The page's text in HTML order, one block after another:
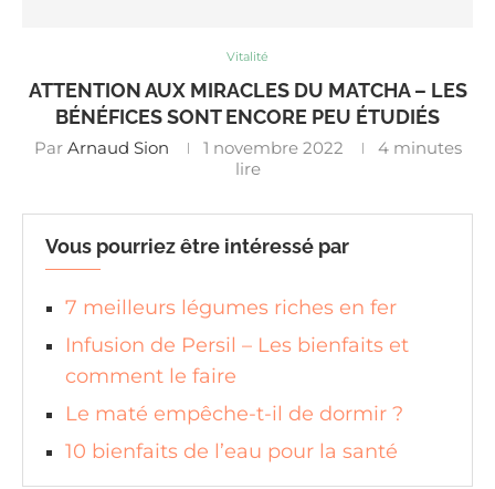
Vitalité
ATTENTION AUX MIRACLES DU MATCHA – LES
BÉNÉFICES SONT ENCORE PEU ÉTUDIÉS
Par Arnaud Sion 1 novembre 2022
4 minutes
lire
Vous pourriez être intéressé par
7 meilleurs légumes riches en fer
Infusion de Persil – Les bienfaits et
comment le faire
Le maté empêche-t-il de dormir ?
10 bienfaits de l’eau pour la santé